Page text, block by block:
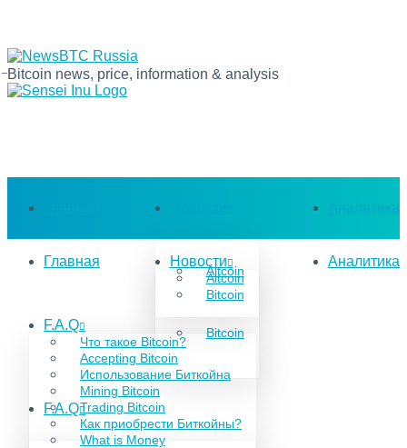
Bitcoin news, price, information & analysis
Altcoin
Bitcoin
Аналитика
F.A.Q
Главная Новости
Altcoin
Bitcoin
Аналитика
F.A.Q
Что такое Bitcoin?
Accepting Bitcoin
Использование Биткойна
Mining Bitcoin
Trading Bitcoin
Как приобрести Биткойны?
What is Money